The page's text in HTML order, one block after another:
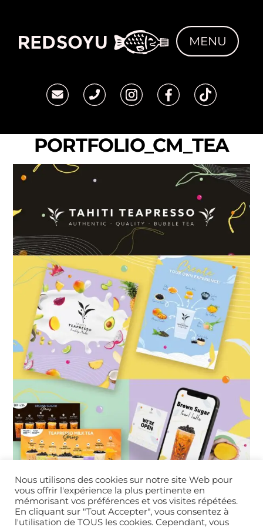
content
MENU
PORTFOLIO_CM_TEA
Nous utilisons des cookies sur notre site Web pour
vous offrir l'expérience la plus pertinente en
mémorisant vos préférences et vos visites répétées.
En cliquant sur "Tout Accepter", vous consentez à
l'utilisation de TOUS les cookies. Cependant, vous